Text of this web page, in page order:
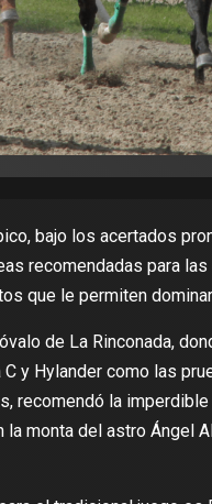
bajo los acertados
recomendadas para
que le permiten
de La Rinconada,
y Hylander como las
recomendó la
la monta del astro Ángel